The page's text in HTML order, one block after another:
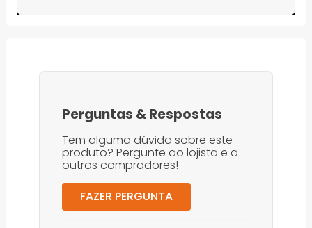
Perguntas &Respostas
Tem alguma dúvida sobre este
produto? Pergunte ao lojista e a
outros compradores!
FAZER PERGUNTA